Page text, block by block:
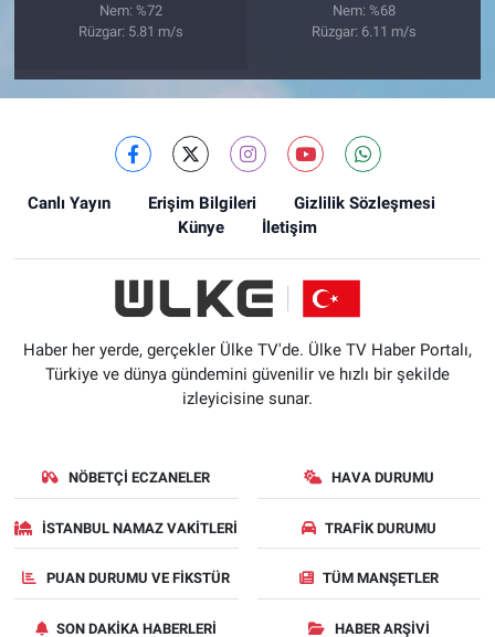
Nem: %72
Rüzgar: 5.81 m/s
Nem: %68
Rüzgar: 6.11 m/s
Canlı Yayın Erişim Bilgileri
Gizlilik Sözleşmesi
Künye
İletişim
Haber her yerde, gerçekler Ülke TV'de. Ülke TV Haber Portalı,
Türkiye ve dünya gündemini güvenilir ve hızlı bir şekilde
izleyicisine sunar.
NÖBETÇI ECZANELER HAVA DURUMU
İSTANBUL NAMAZ VAKITLERI TRAFIK DURUMU
PUAN DURUMU VE FIKSTÜR TÜM MANŞETLER
SON DAKIKA HABERLERI HABER ARŞIVI